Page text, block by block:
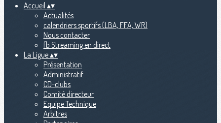
Accueil ▴▾
Actualités
calendriers sportifs (LBA, FFA, WR)
Nous contacter
fb Streaming en direct
La Ligue▴▾
Présentation
Administratif
CD-clubs
Comité directeur
Equipe Technique
Arbitres